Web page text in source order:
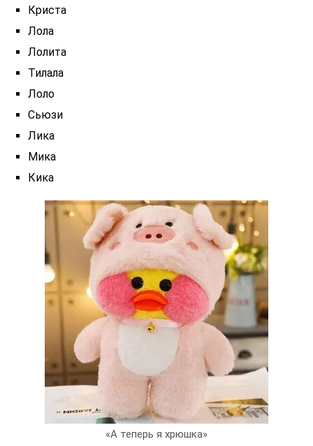
Криста
Лола
Лолита
Тилала
Лоло
Сьюзи
Лика
Мика
Кика
«А теперь я хрюшка»